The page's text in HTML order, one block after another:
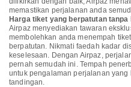
memastikan perjalanan anda
Harga tiket yang berpatutan
Airpaz menyediakan tawaran
membolehkan anda menempah
berpatutan. Nikmati faedah kadar
keselesaan. Dengan Airpaz,
pernah semudah ini. Tempah
untuk pengalaman perjalanan
tandingan.